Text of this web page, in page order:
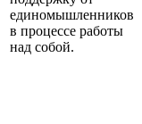
единомышленников
в процессе работы
над собой.